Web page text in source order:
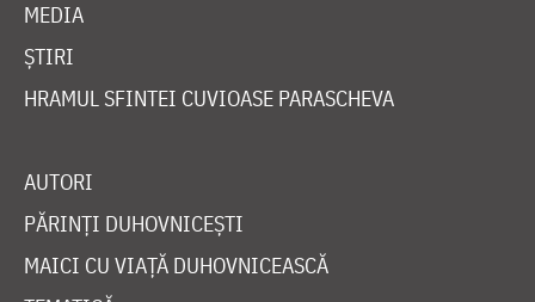
MEDIA
ȘTIRI
HRAMUL SFINTEI CUVIOASE PARASCHEVA
AUTORI
PĂRINȚI DUHOVNICEȘTI
MAICI CU VIAȚĂ DUHOVNICEASCĂ